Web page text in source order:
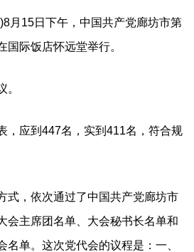
15日下午，中国共产党廊坊市第
国际饭店怀远堂举行。
应到447名，实到411名，符合规
，依次通过了中国共产党廊坊市
会主席团名单、大会秘书长名单和
名单。这次党代会的议程是：一、